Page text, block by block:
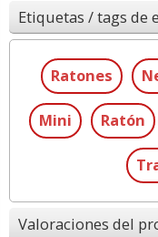
Etiquetas / tags de
Ratones
Mini Ratón
Valoraciones del